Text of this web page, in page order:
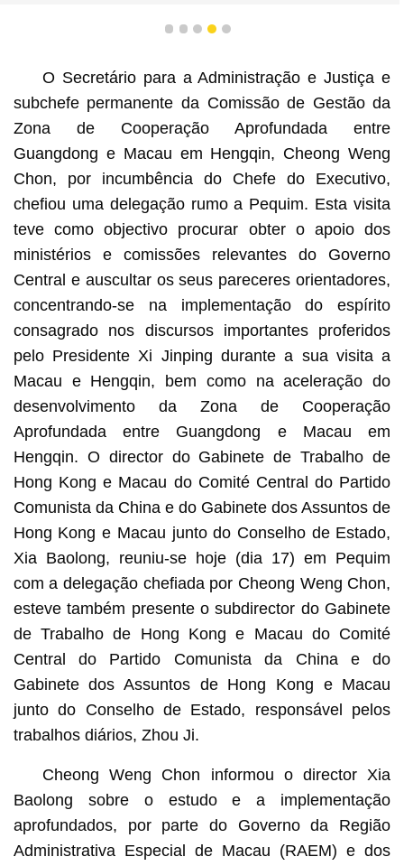
1 2 3 4 5
O Secretário para a Administração e Justiça e
subchefe permanente da Comissão de Gestão da
Zona de Cooperação Aprofundada entre
Guangdong e Macau em Hengqin, Cheong Weng
Chon, por incumbência do Chefe do Executivo,
chefiou uma delegação rumo a Pequim. Esta visita
teve como objectivo procurar obter o apoio dos
ministérios e comissões relevantes do Governo
Central e auscultar os seus pareceres orientadores,
concentrando-se na implementação do espírito
consagrado nos discursos importantes proferidos
pelo Presidente Xi Jinping durante a sua visita a
Macau e Hengqin, bem como na aceleração do
desenvolvimento da Zona de Cooperação
Aprofundada entre Guangdong e Macau em
Hengqin. O director do Gabinete de Trabalho de
Hong Kong e Macau do Comité Central do Partido
Comunista da China e do Gabinete dos Assuntos de
Hong Kong e Macau junto do Conselho de Estado,
Xia Baolong, reuniu-se hoje (dia 17) em Pequim
com a delegação chefiada por Cheong Weng Chon,
esteve também presente o subdirector do Gabinete
de Trabalho de Hong Kong e Macau do Comité
Central do Partido Comunista da China e do
Gabinete dos Assuntos de Hong Kong e Macau
junto do Conselho de Estado, responsável pelos
trabalhos diários, Zhou Ji.
Cheong Weng Chon informou o director Xia
Baolong sobre o estudo e a implementação
aprofundados, por parte do Governo da Região
Administrativa Especial de Macau (RAEM) e dos